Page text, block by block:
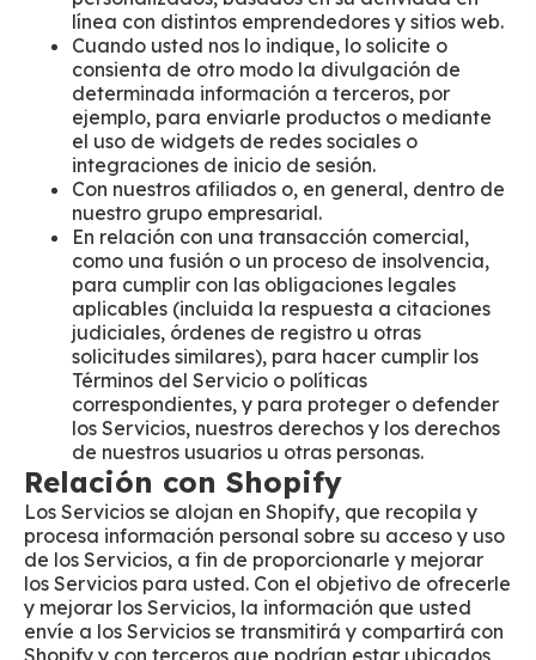
línea con distintos emprendedores y sitios web.
Cuando usted nos lo indique, lo solicite o
consienta de otro modo la divulgación de
determinada información a terceros, por
ejemplo, para enviarle productos o mediante
el uso de widgets de redes sociales o
integraciones de inicio de sesión.
Con nuestros afiliados o, en general, dentro de
nuestro grupo empresarial.
En relación con una transacción comercial,
como una fusión o un proceso de insolvencia,
para cumplir con las obligaciones legales
aplicables (incluida la respuesta a citaciones
judiciales, órdenes de registro u otras
solicitudes similares), para hacer cumplir los
Términos del Servicio o políticas
correspondientes, y para proteger o defender
los Servicios, nuestros derechos y los derechos
de nuestros usuarios u otras personas.
Relación con Shopify
Los Servicios se alojan en Shopify, que recopila y
procesa información personal sobre su acceso y uso
de los Servicios, a fin de proporcionarle y mejorar
los Servicios para usted. Con el objetivo de ofrecerle
y mejorar los Servicios, la información que usted
envíe a los Servicios se transmitirá y compartirá con
Shopify y con terceros que podrían estar ubicados